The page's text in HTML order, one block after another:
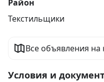
Район
Текстильщики
Все объявления на
Условия и